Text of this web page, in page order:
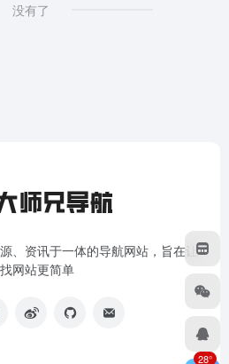
没有了
、资讯于一体的导航网站，旨在让
网站更简单
28°